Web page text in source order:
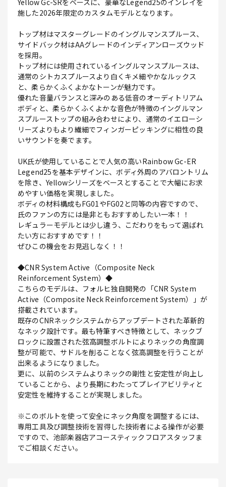
Yellow Gc-SRをベースに、豪華なLegend25のインレイを
施した2026年限定のカスタムモデルとなります。
トップ材はマスターグレードのイングルマンスプルース、
サイドバック材はAAグレードのインディアンローズウッド
を採用。
トップ材には使用されているイングルマンスプルースは、
通常のシトカスプルースより白くキメ細やかなルックス
と、柔らかくふくよかなトーンが魅力です。
優れた音量バランスと深みのある低音のオーディトリアム
ボディと、柔らかくふくよかな音色が特徴のイングルマン
スプルーストップの組み合わせにより、通常のイエローシ
リーズよりもより繊細でフィンガーピッキングに相性の良
いサウンドを奏でます。
UK氏が使用していることで人気の高いRainbow Gc-ER
Legend25を基本デザインに、ボディ外周のアバロントリム
を除き、Yellowシリーズをベースとすることで大幅にお求
めやすい価格を実現しました。
ボディの材料構成もFG01やFG02と同等の内容ですので、
氏のファンの方には是非ともおすすめしたい一本！！
レギュラーモデルとは少し違う、こだわりをもって選ばれ
たい方におすすめです！！
ぜひこの機会をお見逃しなく！！
◆CNR System Active（Composite Neck
Reinforcement System）◆
こちらのモデルは、フォルヒ独自開発の「CNR System
Active（Composite Neck Reinforcement System）」が
搭載されています。
既存のCNRネックシステムからアップデートされた革新的
なネック設計です。最も特筆すべき特徴として、ネックブ
ロックに設置された弦高調整ボルトによりネックの角度調
整が可能で、サドルを削ることなく弦高調整を行うことが
出来るようになりました。
更に、以前のシステムよりネックの剛性と安定性が向上し
ていることから、より長期にわたってプレイアビリティと
安定性を維持することが実現しました。
※このボルトを使って安全にネック角度を調整するには、
専用工具及び調整技術を習得した技術者による操作が必要
ですので、池部楽器店アコースティックフロアスタッフま
でご相談ください。